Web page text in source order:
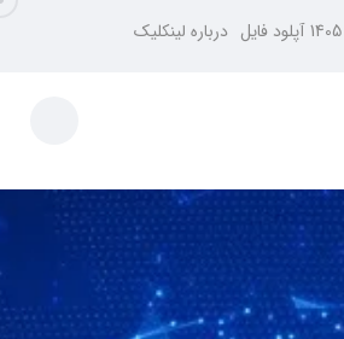
آپلود فایل درباره لینکلیک